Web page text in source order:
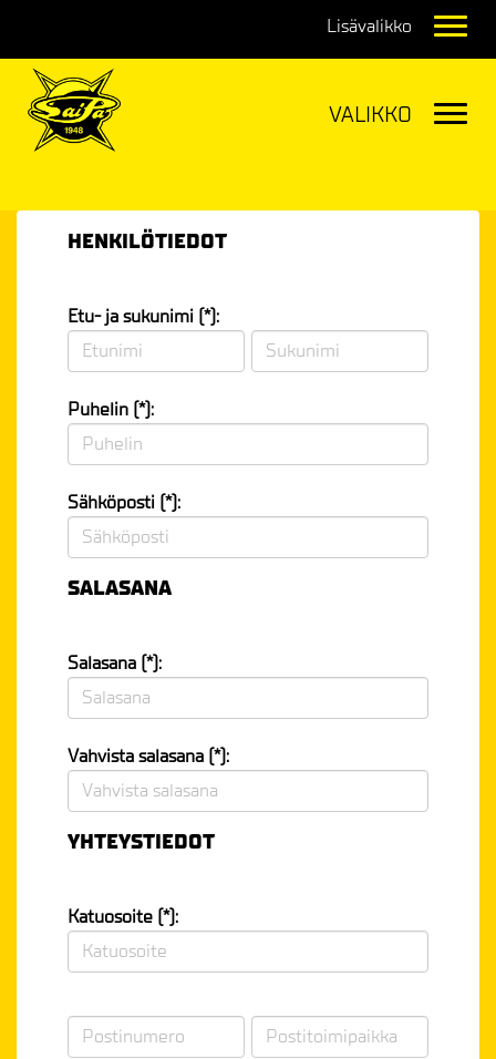
HENKILÖTIEDOT
Etu- ja sukunimi (*):
Puhelin (*):
Sähköposti (*):
SALASANA
Salasana (*):
Vahvista salasana (*):
YHTEYSTIEDOT
Katuosoite (*):